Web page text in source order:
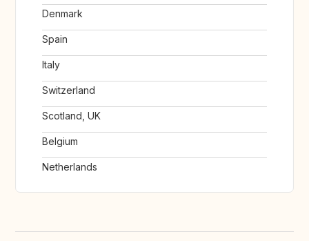
Denmark
Spain
Italy
Switzerland
Scotland, UK
Belgium
Netherlands